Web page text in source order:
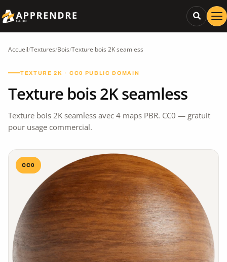
Accueil/Textures/Bois/Texture bois 2K seamless
TEXTURE 2K · CC0 PUBLIC DOMAIN
Texture bois 2K seamless
Texture bois 2K seamless avec 4 maps PBR. CC0 — gratuit
pour usage commercial.
CC0